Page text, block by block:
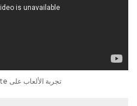
تجربة الألعاب على Xiaomi Mi 9 Lite